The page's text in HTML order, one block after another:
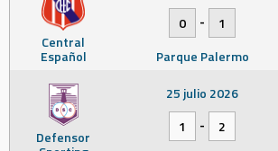
Central
Español
0
-
1
Parque Palermo
Defensor
25 julio 2026
1
-
2